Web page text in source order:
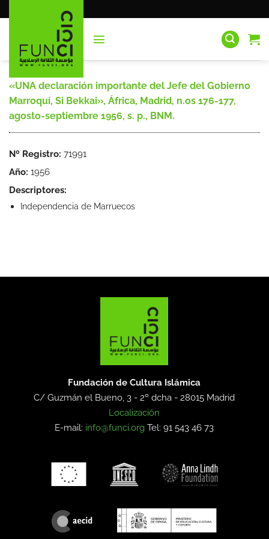
al
«UNA declaración importante del Jefe del Gobierno
Marroquí, Si Bekkai», África, Madrid, n.os 176-177,
agosto-septiembre 1956, s. p., BNM.
Nº Registro: 71991
Año: 1956
Descriptores:
Independencia de Marruecos
Fundación de Cultura Islámica
C/ Guzmán el Bueno, 3 - 2º dcha -28015 Madrid
Localización
E-mail: info@funci.org Tel: 91 543 46 73